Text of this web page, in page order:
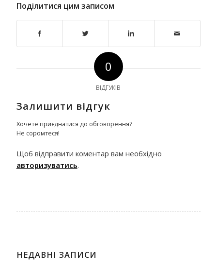
Поділитися цим записом
0
ВІДГУКІВ
Залишити відгук
Хочете приєднатися до обговорення?
Не соромтеся!
Щоб відправити коментар вам необхідно
авторизуватись.
НЕДАВНІ ЗАПИСИ